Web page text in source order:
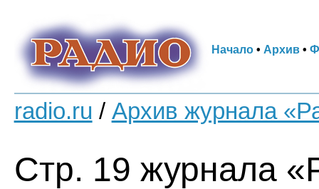
Начало• Архив•
radio.ru / Архив журнала
Стр. 19 журнала